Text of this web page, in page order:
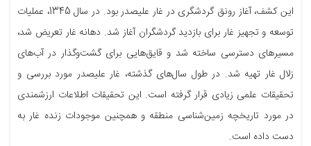
این کشف، آغاز رونق گردشگری در غار علیصدر بود. در سال 1345، عملیات
توسعه و تجهیز غار برای بازدید گردشگران آغاز شد. دهانه غار تعریض شد،
مسیرهای دسترسی ساخته شد و قایق‌هایی برای گشت‌وگذار در آب‌های
زلال غار تهیه شد. در طول سال‌های گذشته، غار علیصدر مورد بررسی و
تحقیقات علمی زیادی قرار گرفته است. این تحقیقات اطلاعات ارزشمندی
در مورد تاریخچه زمین‌شناسی منطقه و همچنین موجودات زنده غار به
دست داده است.